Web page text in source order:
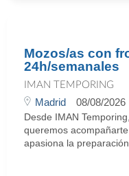
Mozos/as con
24h/semanales
IMAN TEMPORING
Madrid 08/08/2026
Desde IMAN
queremos
apasiona la